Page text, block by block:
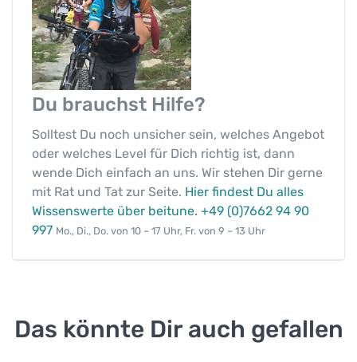
Du brauchst Hilfe?
Solltest Du noch unsicher sein, welches Angebot
oder welches Level für Dich richtig ist, dann
wende Dich einfach an uns. Wir stehen Dir gerne
mit Rat und Tat zur Seite. Hier findest Du alles
Wissenswerte über beitune. +49 (0)7662 94 90
997 Mo., Di., Do. von 10 – 17 Uhr, Fr. von 9 – 13 Uhr
Das könnte Dir auch gefallen